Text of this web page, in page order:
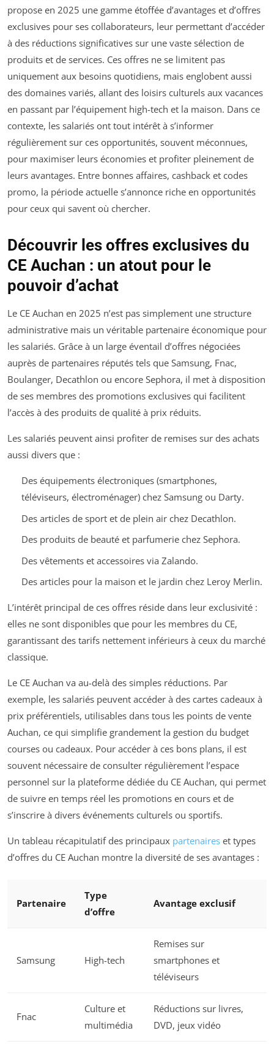
propose en 2025 une gamme étoffée d’avantages et d’offres
exclusives pour ses collaborateurs, leur permettant d’accéder
à des réductions significatives sur une vaste sélection de
produits et de services. Ces offres ne se limitent pas
uniquement aux besoins quotidiens, mais englobent aussi
des domaines variés, allant des loisirs culturels aux vacances
en passant par l’équipement high-tech et la maison. Dans ce
contexte, les salariés ont tout intérêt à s’informer
régulièrement sur ces opportunités, souvent méconnues,
pour maximiser leurs économies et profiter pleinement de
leurs avantages. Entre bonnes affaires, cashback et codes
promo, la période actuelle s’annonce riche en opportunités
pour ceux qui savent où chercher.
Découvrir les offres exclusives du
CE Auchan : un atout pour le
pouvoir d’achat
Le CE Auchan en 2025 n’est pas simplement une structure
administrative mais un véritable partenaire économique pour
les salariés. Grâce à un large éventail d’offres négociées
auprès de partenaires réputés tels que Samsung, Fnac,
Boulanger, Decathlon ou encore Sephora, il met à disposition
de ses membres des promotions exclusives qui facilitent
l’accès à des produits de qualité à prix réduits.
Les salariés peuvent ainsi profiter de remises sur des achats
aussi divers que :
Des équipements électroniques (smartphones,
téléviseurs, électroménager) chez Samsung ou Darty.
Des articles de sport et de plein air chez Decathlon.
Des produits de beauté et parfumerie chez Sephora.
Des vêtements et accessoires via Zalando.
Des articles pour la maison et le jardin chez Leroy Merlin.
L’intérêt principal de ces offres réside dans leur exclusivité :
elles ne sont disponibles que pour les membres du CE,
garantissant des tarifs nettement inférieurs à ceux du marché
classique.
Le CE Auchan va au-delà des simples réductions. Par
exemple, les salariés peuvent accéder à des cartes cadeaux à
prix préférentiels, utilisables dans tous les points de vente
Auchan, ce qui simplifie grandement la gestion du budget
courses ou cadeaux. Pour accéder à ces bons plans, il est
souvent nécessaire de consulter régulièrement l’espace
personnel sur la plateforme dédiée du CE Auchan, qui permet
de suivre en temps réel les promotions en cours et de
s’inscrire à divers événements culturels ou sportifs.
Un tableau récapitulatif des principaux partenaires et types
d’offres du CE Auchan montre la diversité de ses avantages :
Partenaire
Type
d’offre
Avantage exclusif
Samsung High-tech
Remises sur
smartphones et
téléviseurs
Fnac
Culture et
multimédia
Réductions sur livres,
DVD, jeux vidéo